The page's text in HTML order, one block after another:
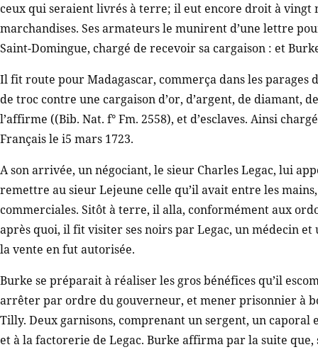
ceux qui seraient livrés à terre; il eut encore droit à vingt
marchandises. Ses armateurs le munirent d’une lettre
Saint-Domingue, chargé de recevoir sa cargaison : et
Il fit route pour Madagascar, commerça dans les parages
de troc contre une cargaison d’or, d’argent, de diamant,
l’affirme ((Bib. Nat. f° Fm. 2558), et d’esclaves. Ainsi
Français le i5 mars 1723.
A son arrivée, un négociant, le sieur Charles Legac, lui
remettre au sieur Lejeune celle qu’il avait entre les
commerciales. Sitôt à terre, il alla, conformément aux
après quoi, il fit visiter ses noirs par Legac, un médecin
la vente en fut autorisée.
Burke se préparait à réaliser les gros bénéfices qu’il
arrêter par ordre du gouverneur, et mener prisonnier à
Tilly. Deux garnisons, comprenant un sergent, un
et à la factorerie de Legac. Burke affirma par la suite